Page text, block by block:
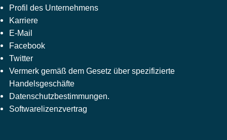
Profil des Unternehmens
Karriere
E-Mail
Facebook
Twitter
Vermerk gemäß dem Gesetz über spezifizierte
Handelsgeschäfte
Datenschutzbestimmungen.
Softwarelizenzvertrag